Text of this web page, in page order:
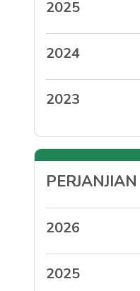
2025
2024
2023
2026
2025